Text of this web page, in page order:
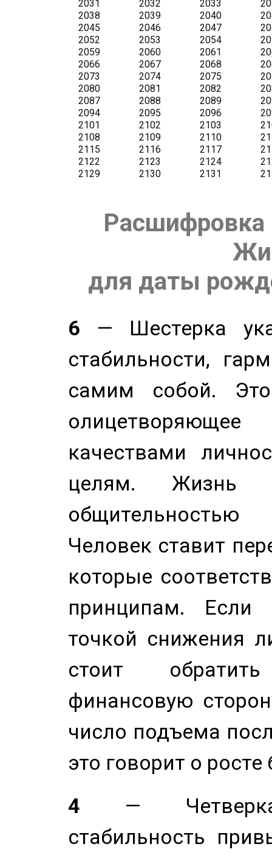
Расшифровка
для даты
6 — Шестерка
стабильности,
самим собой.
качествами
целям. Жизнь
Человек ставит
которые
принципам. Если
точкой снижения
стоит
финансовую
число подъема
это говорит о
4 — Четверка
стабильность